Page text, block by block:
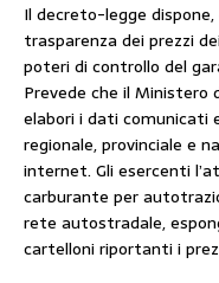
Il decreto-legge
trasparenza dei prezzi
poteri di controllo del
Prevede che il Ministero
elabori i dati comunicati
regionale, provinciale e
internet. Gli esercenti
carburante per
rete autostradale,
cartelloni riportanti i